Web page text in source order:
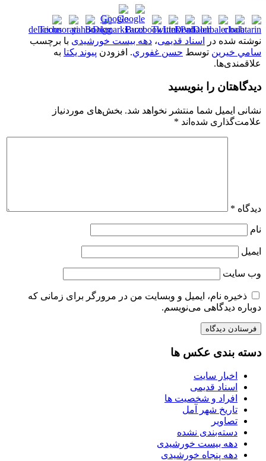
نوشته شده در اسناد قدیمی، دهه بیست خورشیدی با برچسب
سامي خيرين توسط حسن غفوري. افزودن پیوند یکتا به
علاقمندی‌ها.
دیدگاهتان را بنویسید
نشانی ایمیل شما منتشر نخواهد شد. بخش‌های موردنیاز
علامت‌گذاری شده‌اند *
دیدگاه *
نام
ایمیل
وب‌ سایت
ذخیره نام، ایمیل و وبسایت من در مرورگر برای زمانی که
دوباره دیدگاهی می‌نویسم.
دسته بندی عکس ها
اخبار سایت
اسناد قدیمی
افراد و شخصیت ها
تاریخ شهر آمل
تصاویر
دسته‌بندی نشده
دهه بیست خورشیدی
دهه پنجاه خورشیدی